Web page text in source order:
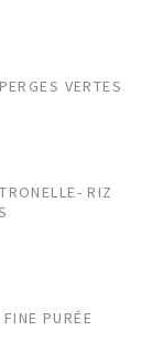
VERTES
RIZ
PURÉE